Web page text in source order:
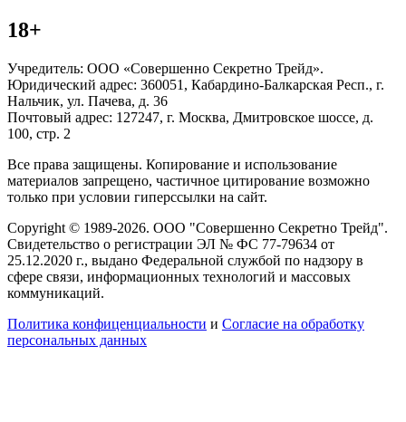
18+
Учредитель: ООО «Совершенно Секретно Трейд».
Юридический адрес: 360051, Кабардино-Балкарская Респ., г.
Нальчик, ул. Пачева, д. 36
Почтовый адрес: 127247, г. Москва, Дмитровское шоссе, д.
100, стр. 2
Все права защищены. Копирование и использование
материалов запрещено, частичное цитирование возможно
только при условии гиперссылки на сайт.
Copyright © 1989-2026. ООО "Совершенно Секретно Трейд".
Свидетельство о регистрации ЭЛ № ФС 77-79634 от
25.12.2020 г., выдано Федеральной службой по надзору в
сфере связи, информационных технологий и массовых
коммуникаций.
Политика конфиценциальности и Согласие на обработку
персональных данных